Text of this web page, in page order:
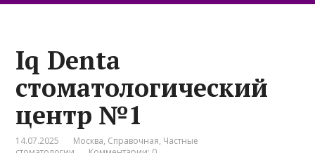
Iq Denta
стоматологический
центр №1
14.07.2025 Москва, Справочная, Частные